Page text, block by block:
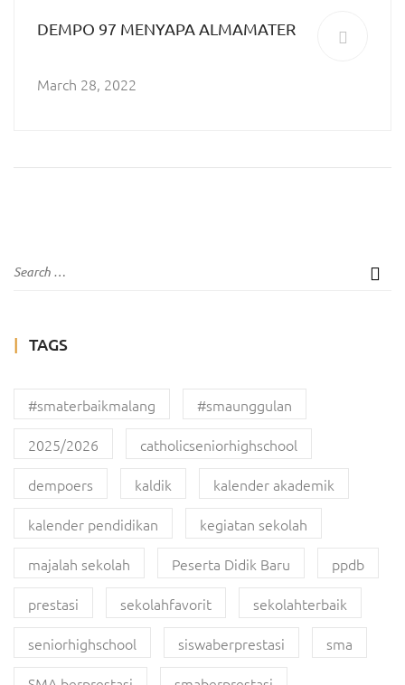
DEMPO 97 MENYAPA ALMAMATER
March 28, 2022
TAGS
#smaterbaikmalang
#smaunggulan
2025/2026
catholicseniorhighschool
dempoers
kaldik
kalender akademik
kalender pendidikan
kegiatan sekolah
majalah sekolah
Peserta Didik Baru
ppdb
prestasi
sekolahfavorit
sekolahterbaik
seniorhighschool
siswaberprestasi
sma